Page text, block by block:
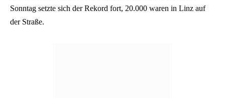
Sonntag setzte sich der Rekord fort, 20.000 waren in Linz auf
der Straße.